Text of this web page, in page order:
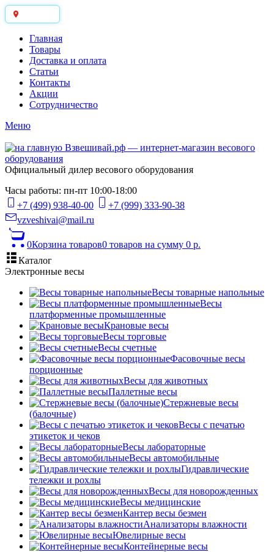
Главная
Товары
Доставка и оплата
Статьи
Контакты
Акции
Сотрудничество
Меню
Официальный дилер весового оборудования
Часы работы: пн-пт 10:00-18:00
+7 (499) 938-40-00
+7 (999) 333-90-38
vzveshivai@mail.ru
0Корзина товаров0 товаров на сумму 0 р.
Каталог
Электронные весы
Весы товарные напольные
Весы
платформенные промышленные
Крановые весы
Весы торговые
Весы счетные
Фасовочные весы
порционные
Весы для животных
Паллетные весы
Стержневые весы
(балочные)
Весы c печатью
этикеток и чеков
Весы лабораторные
Весы автомобильные
Гидравлические
тележки и рохлы
Весы для новорожденных
Весы медицинские
Кантер весы безмен
Анализаторы влажности
Ювелирные весы
Контейнерные весы